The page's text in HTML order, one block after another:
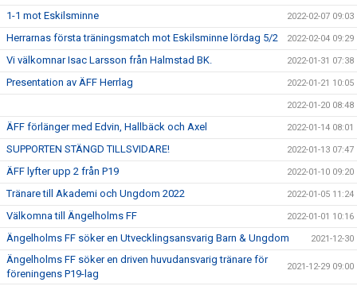
1-1 mot Eskilsminne 2022-02-07 09:03
Herrarnas första träningsmatch mot Eskilsminne lördag 5/2 2022-02-04 09:29
Vi välkomnar Isac Larsson från Halmstad BK. 2022-01-31 07:38
Presentation av ÄFF Herrlag 2022-01-21 10:05
2022-01-20 08:48
ÄFF förlänger med Edvin, Hallbäck och Axel 2022-01-14 08:01
SUPPORTEN STÄNGD TILLSVIDARE! 2022-01-13 07:47
ÄFF lyfter upp 2 från P19 2022-01-10 09:20
Tränare till Akademi och Ungdom 2022 2022-01-05 11:24
Välkomna till Ängelholms FF 2022-01-01 10:16
Ängelholms FF söker en Utvecklingsansvarig Barn & Ungdom 2021-12-30
Ängelholms FF söker en driven huvudansvarig tränare för
föreningens P19-lag
2021-12-29 09:00